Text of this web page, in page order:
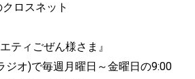
ロスネット
ティごぜん様さま』
オ)で毎週月曜日～金曜日の9:00